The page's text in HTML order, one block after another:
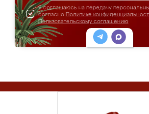
Я соглашаюсь на передачу
согласно Политике
Пользовательскому соглашению